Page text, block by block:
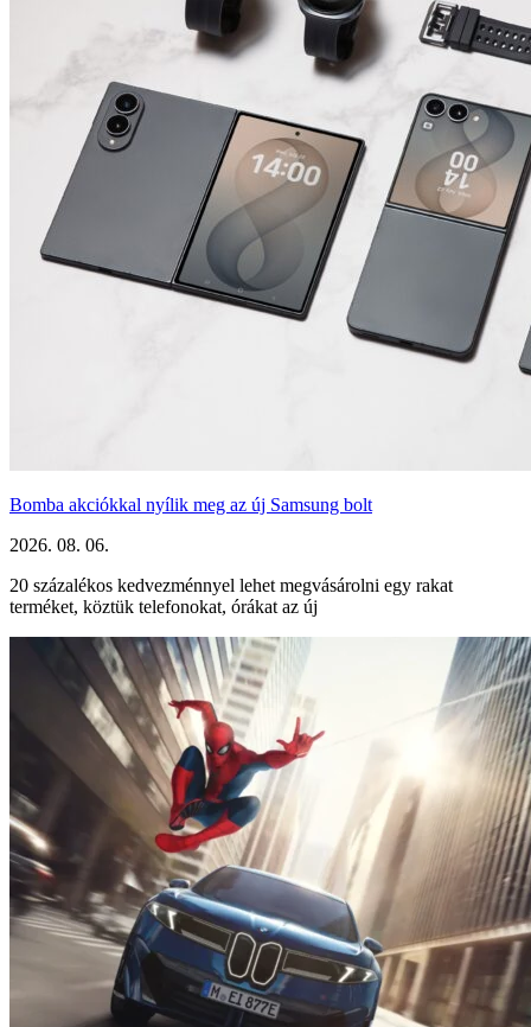
Bomba akciókkal nyílik meg az új Samsung bolt
2026. 08. 06.
20 százalékos kedvezménnyel lehet megvásárolni egy rakat
terméket, köztük telefonokat, órákat az új